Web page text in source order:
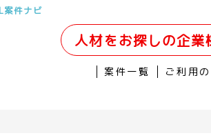
案件ナビ
人材をお探しの企業
案件一覧 ご利用